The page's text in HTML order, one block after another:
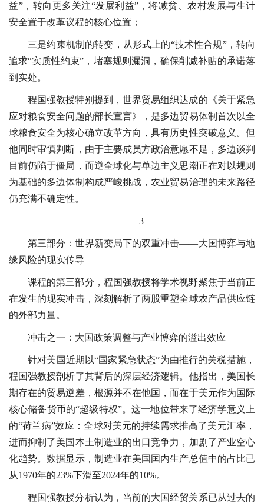
益”，转向更多关注“发展利益”，将减贫、农村发展与生计
安全置于改革议程的核心位置；
三是约束机制的转变，从形式上的“技术性合规”，转向
追求“实质性约束”，堵塞规则漏洞，确保削减补贴的承诺落
到实处。
程国强教授特别提到，世界贸易组织达成的《关于紧急
应对粮食安全问题的部长宣言》，是多边贸易体制首次以全
球粮食安全为核心确立改革方向，具有历史性突破意义。但
他同时审慎判断，由于主要成员方政治意愿不足，多边谈判
目前仍陷于僵局，而逆全球化与单边主义思潮正在对以规则
为基础的多边体制构成严峻挑战，农业贸易治理的未来路径
仍充满不确定性。
3
第三部分：世界新变局下的双重冲击——大国博弈与地
缘风险的现实传导
课程的第三部分，程国强教授将学术视野聚焦于当前正
在发生的现实冲击，深刻解析了两股重塑全球农产品供应链
的外部力量。
冲击之一：大国政策调整与产业博弈的溢出效应
针对美国近期以“国家紧急状态”为由推行的关税措施，
程国强教授剖析了其背后的深层经济逻辑。他指出，美国长
期存在的贸易逆差，根源并不在他国，而在于美元作为国际
核心储备货币的“超级特权”。这一地位带来了经济学意义上
的“荷兰病”效应：全球对美元的持续需求推高了美元汇率，
进而抑制了美国本土制造业的出口竞争力，加剧了产业空心
化趋势。数据显示，制造业在美国国内生产总值中的占比已
从1970年的23%下滑至2024年的10%。
程国强教授分析认为，当前的大国经贸关系已从过去的